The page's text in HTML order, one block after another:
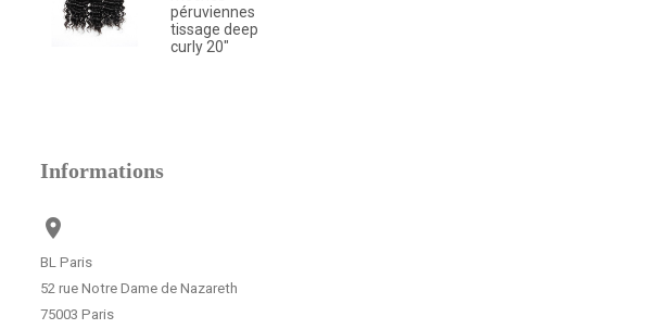
péruviennes
tissage deep
curly 20"
Informations

BL Paris
52 rue Notre Dame de Nazareth
75003 Paris